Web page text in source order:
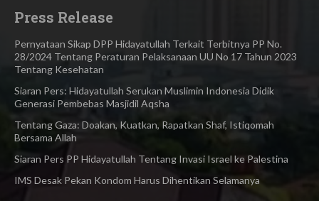
Press Release
Pernyataan Sikap DPP Hidayatullah Terkait Terbitnya PP No.
28/2024 Tentang Peraturan Pelaksanaan UU No 17 Tahun 2023
Tentang Kesehatan
Siaran Pers: Hidayatullah Serukan Muslimin Indonesia Didik
Generasi Pembebas Masjidil Aqsha
Tentang Gaza: Doakan, Kuatkan, Rapatkan Shaf, Istiqomah
Bersama Allah
Siaran Pers PP Hidayatullah Tentang Invasi Israel ke Palestina
IMS Desak Pekan Kondom Harus Dihentikan Selamanya